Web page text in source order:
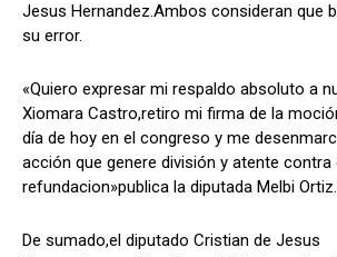
Síganos
Síganos
Jesus Hernandez.Ambos consideran que
su error.
«Quiero expresar mi respaldo absoluto a
Xiomara Castro,retiro mi firma de la
día de hoy en el congreso y me
acción que genere división y atente contra
refundacion»publica la diputada Melbi Ortiz.
De sumado,el diputado Cristian de Jesus